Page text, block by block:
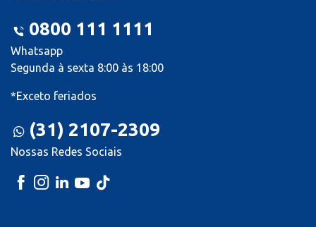
0800 111 1111
Whatsapp
Segunda à sexta 8:00 às 18:00
*Exceto feriados
(31) 2107-2309
Nossas Redes Sociais